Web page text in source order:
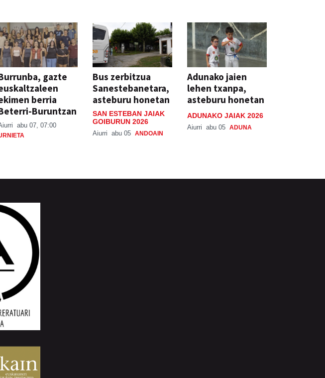
gazte
berria
Buruntzan
abu 07, 07:00
Bus zerbitzua
Sanestebanetara,
asteburu honetan
SAN ESTEBAN JAIAK
GOIBURUN 2026
Aiurri abu 05 ANDOAIN
Adunako jaien
lehen txanpa,
asteburu honetan
ADUNAKO JAIAK 2026
Aiurri abu 05 ADUNA